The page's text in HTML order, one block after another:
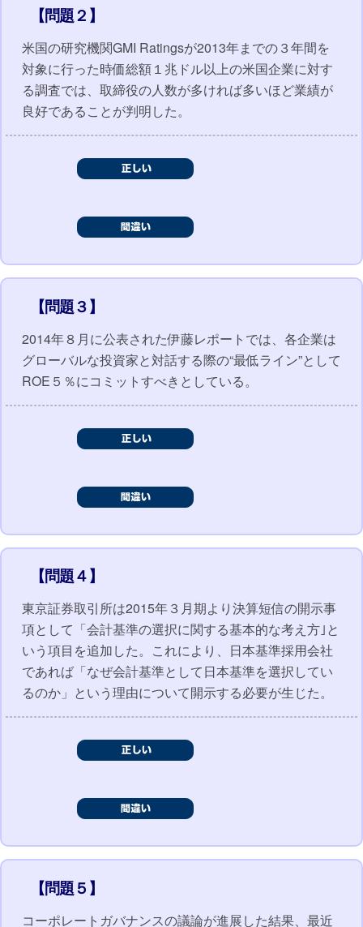
【問題２】
米国の研究機関GMI Ratingsが2013年までの３年間を
対象に行った時価総額１兆ドル以上の米国企業に対す
る調査では、取締役の人数が多ければ多いほど業績が
良好であることが判明した。
【問題３】
2014年８月に公表された伊藤レポートでは、各企業は
グローバルな投資家と対話する際の“最低ライン”として
ROE５％にコミットすべきとしている。
【問題４】
東京証券取引所は2015年３月期より決算短信の開示事
項として「会計基準の選択に関する基本的な考え方｣と
いう項目を追加した。これにより、日本基準採用会社
であれば「なぜ会計基準として日本基準を選択してい
るのか」という理由について開示する必要が生じた。
【問題５】
コーポレートガバナンスの議論が進展した結果、最近